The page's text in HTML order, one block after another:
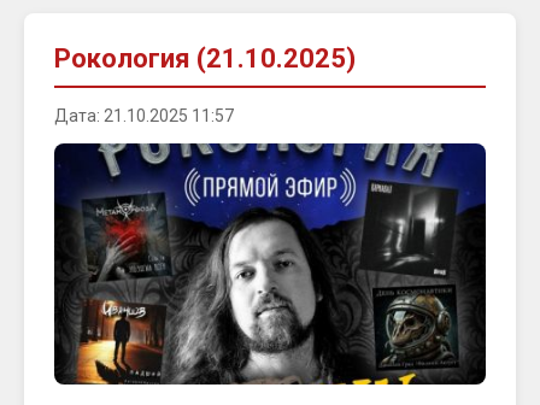
Рокология (21.10.2025)
Дата: 21.10.2025 11:57